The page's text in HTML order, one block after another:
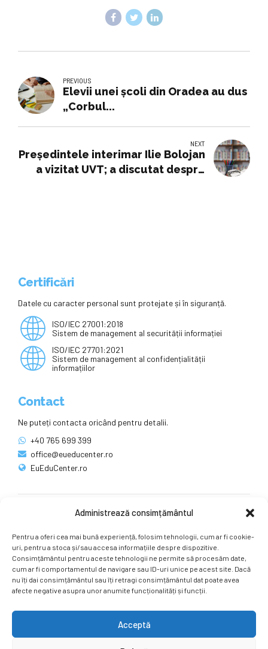
Administrează consimțământul
Pentru a oferi cea mai bună experiență, folosim tehnologii, cum ar fi cookie-
uri, pentru a stoca și/sau accesa informațiile despre dispozitive.
Consimțământul pentru aceste tehnologii ne permite să procesăm date,
cum ar fi comportamentul de navigare sau ID-uri unice pe acest site. Dacă
nu îți dai consimțământul sau îți retragi consimțământul dat poate avea
afecte negative asupra unor anumite funcționalități și funcții.
Acceptă
PREVIOUS
Elevii unei școli din Oradea au dus
„Corbul...
NEXT
Președintele interimar Ilie Bolojan
a vizitat UVT; a discutat despre
Certificări
Datele cu caracter personal sunt protejate și în siguranță.
ISO/IEC 27001:2018
Sistem de management al securității informației
ISO/IEC 27701:2021
Sistem de management al confidențialității
informațiilor
Contact
Ne puteți contacta oricând pentru detalii.
+40 765 699 399
office@eueducenter.ro
EuEduCenter.ro
Ne puteți găsi și pe rețelele sociale.